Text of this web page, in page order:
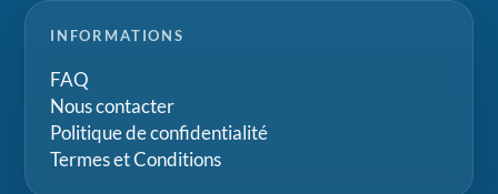
INFORMATIONS
FAQ
Nous contacter
Politique de confidentialité
Termes et Conditions